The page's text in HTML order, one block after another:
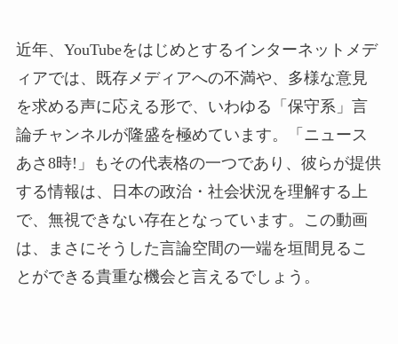
近年、YouTubeをはじめとするインターネットメデ
ィアでは、既存メディアへの不満や、多様な意見
を求める声に応える形で、いわゆる「保守系」言
論チャンネルが隆盛を極めています。「ニュース
あさ8時!」もその代表格の一つであり、彼らが提供
する情報は、日本の政治・社会状況を理解する上
で、無視できない存在となっています。この動画
は、まさにそうした言論空間の一端を垣間見るこ
とができる貴重な機会と言えるでしょう。